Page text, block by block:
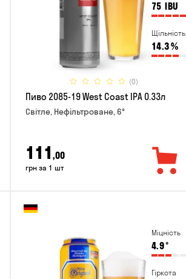
75 IBU
Щільність
14.3%
(0)
Пиво 2085-19 West Coast IPA 0.33л
Світле, Нефільтроване, 6°
111 ,00
грн за 1 шт
Міцність
4.9°
Гіркота